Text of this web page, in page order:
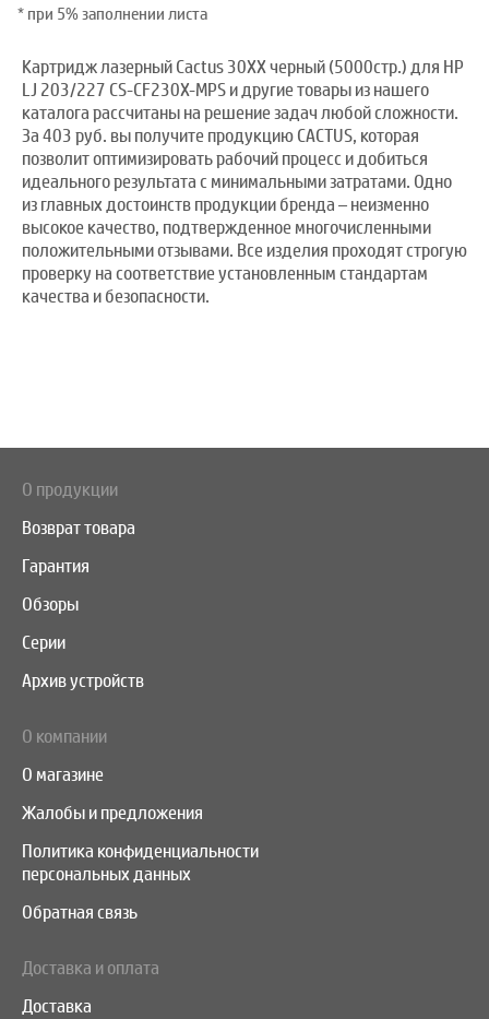
* при 5% заполнении листа
Картридж лазерный Cactus 30XX черный (5000стр.) для HP
LJ 203/227 CS-CF230X-MPS и другие товары из нашего
каталога рассчитаны на решение задач любой сложности.
За 403 руб. вы получите продукцию CACTUS, которая
позволит оптимизировать рабочий процесс и добиться
идеального результата с минимальными затратами. Одно
из главных достоинств продукции бренда – неизменно
высокое качество, подтвержденное многочисленными
положительными отзывами. Все изделия проходят строгую
проверку на соответствие установленным стандартам
качества и безопасности.
О продукции
Возврат товара
Гарантия
Обзоры
Серии
Архив устройств
О компании
О магазине
Жалобы и предложения
Политика конфиденциальности
персональных данных
Обратная связь
Доставка и оплата
Доставка